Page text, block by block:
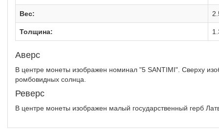
Вес:
Толщина:
Аверс
В центре монеты изображен номинал "5 SANTIMI". Сверху
ромбовидных солнца.
Реверс
В центре монеты изображен малый государственный герб